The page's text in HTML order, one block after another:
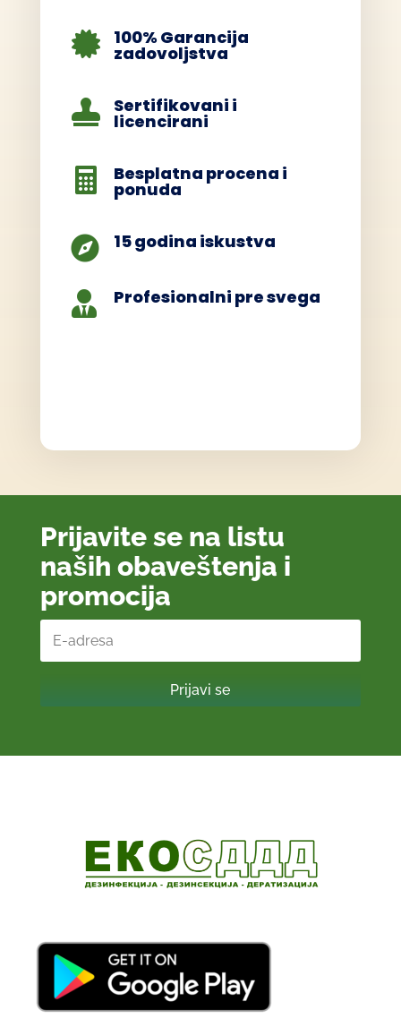
 100% Garancija
zadovoljstva
 Sertifikovani i
licencirani
 Besplatna procena i
ponuda
 15 godina iskustva
 Profesionalni pre svega
Prijavite se na listu
naših obaveštenja i
promocija
Prijavi se